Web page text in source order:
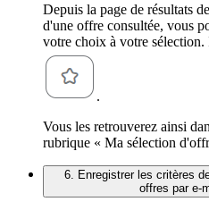
Depuis la page de résultats
d'une offre consultée, vous
votre choix à votre
.
Vous les retrouverez ainsi
rubrique « Ma sélection
6. Enregistrer les critères
offres par e-